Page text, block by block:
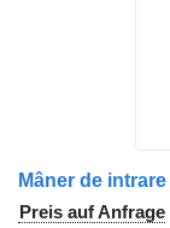
Preis auf Anfrage